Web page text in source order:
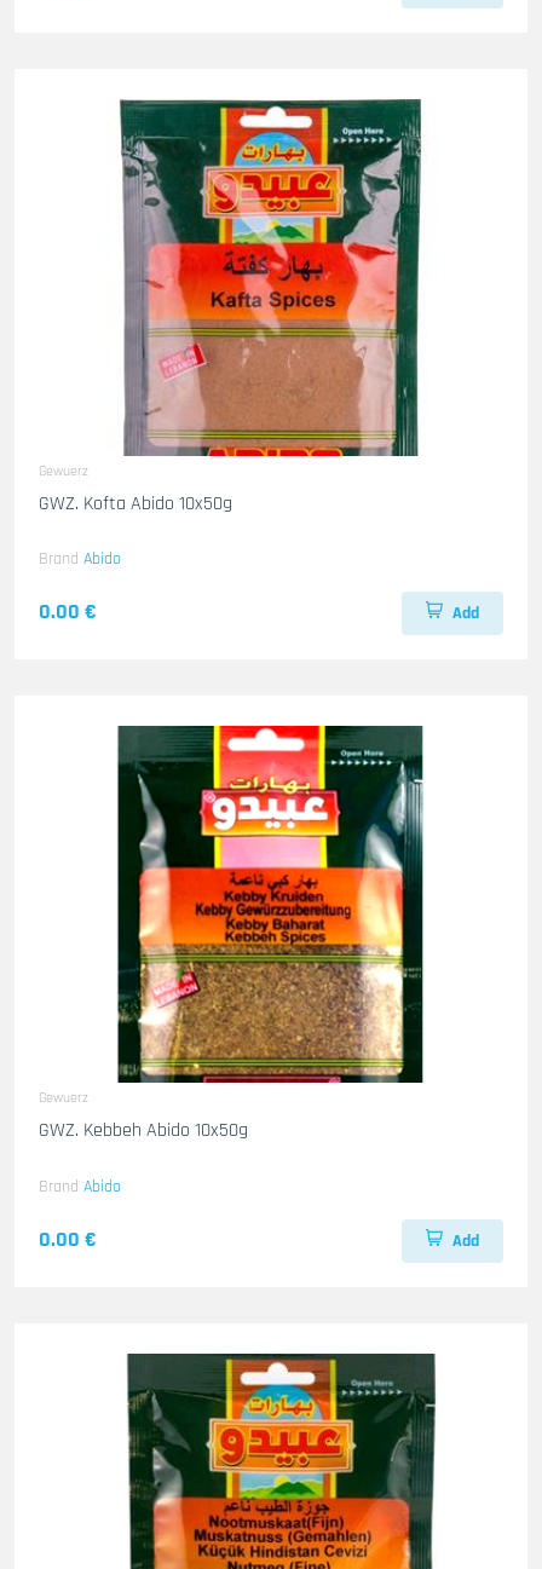
Gewuerz
GWZ. Kofta Abido 10x50g
Brand Abido
0.00 € Add
Gewuerz
GWZ. Kebbeh Abido 10x50g
Brand Abido
0.00 € Add